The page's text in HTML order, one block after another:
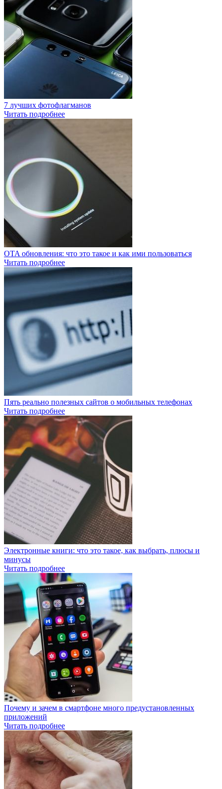
7 лучших фотофлагманов
Читать подробнее
OTA обновления: что это такое и как ими пользоваться
Читать подробнее
Пять реально полезных сайтов о мобильных телефонах
Читать подробнее
Электронные книги: что это такое, как выбрать, плюсы и
минусы
Читать подробнее
Почему и зачем в смартфоне много предустановленных
приложений
Читать подробнее